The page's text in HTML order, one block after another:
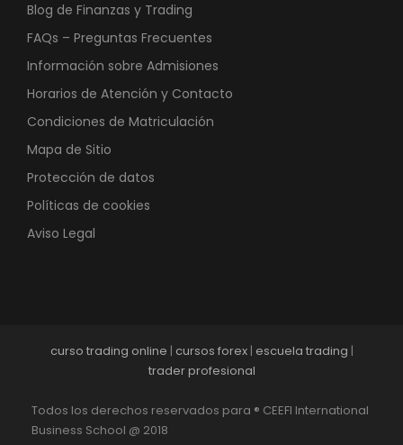
Blog de Finanzas y Trading
FAQs – Preguntas Frecuentes
Información sobre Admisiones
Horarios de Atención y Contacto
Condiciones de Matriculación
Mapa de Sitio
Protección de datos
Políticas de cookies
Aviso Legal
curso trading online | cursos forex| escuela trading |
trader profesional
Todos los derechos reservados para ® CEEFI International
Business School @ 2018